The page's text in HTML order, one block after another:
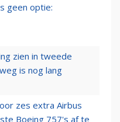
geen optie:
zien in tweede
is nog lang
zes extra Airbus
Boeing 757's af te